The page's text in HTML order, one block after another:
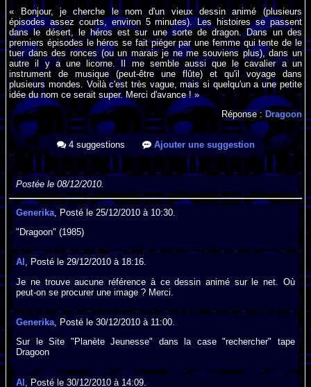
« Bonjour, je cherche le nom d'un vieux dessin animé (plusieurs
épisodes assez courts, environ 5 minutes). Les histoires se passent
dans le désert, le héros est sur une sorte de dragon. Dans un des
premiers épisodes le héros se fait piéger par une femme qui tente de le
tuer dans des ronces (ou un marais je ne me souviens plus), dans un
autre il y a une licorne. Il me semble aussi que le cavalier a un
instrument de musique (peut-être une flûte) et qu'il voyage dans
plusieurs mondes. Voilà c'est très vague, mais si quelqu'un a une petite
idée du nom ce serait super. Merci d'avance ! »
Réponse :Dragoon
4 suggestions Ajouter une suggestion
Postée le 08/12/2010.
Generika , Posté le 25/12/2010 à 10:30.
"Dragoon" (1985)
Al , Posté le 29/12/2010 à 18:16.
Je ne trouve aucune référence à ce dessin animé sur le net. Où
peut-on se procurer une image ? Merci.
Generika , Posté le 30/12/2010 à 11:00.
Sur le Site "Planète Jeunesse" dans la case "rechercher" tape
Dragoon
Al , Posté le 30/12/2010 à 14:09.